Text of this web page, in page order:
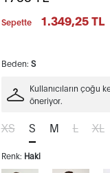
Sepette 1.349,25 TL
Beden: S
Kullanıcıların çoğu
öneriyor.
XS S M L XL
Renk: Haki